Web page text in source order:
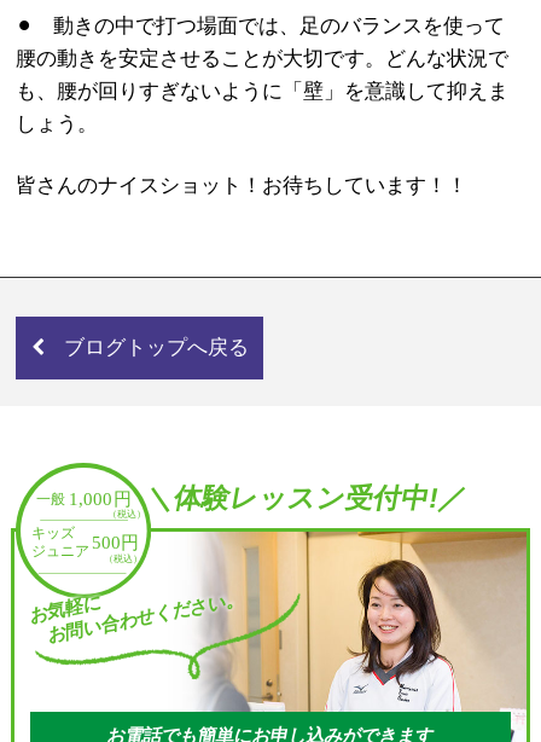
⚫︎ 動きの中で打つ場面では、足のバランスを使って
腰の動きを安定させることが大切です。どんな状況で
も、腰が回りすぎないように「壁」を意識して抑えま
しょう。
皆さんのナイスショット！お待ちしています！！
ブログトップへ戻る
＼体験レッスン受付中!／
お気軽に
お問い合わせください。
お電話でも簡単にお申し込みができます